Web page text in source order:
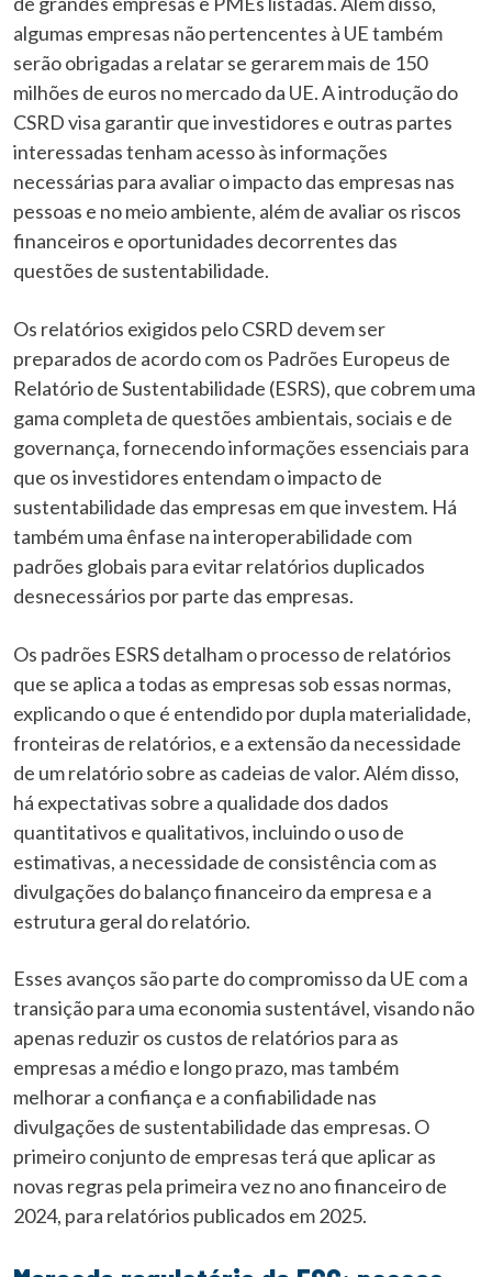
algumas empresas não pertencentes à UE também
serão obrigadas a relatar se gerarem mais de 150
milhões de euros no mercado da UE. A introdução do
CSRD visa garantir que investidores e outras partes
interessadas tenham acesso às informações
necessárias para avaliar o impacto das empresas nas
pessoas e no meio ambiente, além de avaliar os riscos
financeiros e oportunidades decorrentes das
questões de sustentabilidade.
Os relatórios exigidos pelo CSRD devem ser
preparados de acordo com os Padrões Europeus de
Relatório de Sustentabilidade (ESRS), que cobrem uma
gama completa de questões ambientais, sociais e de
governança, fornecendo informações essenciais para
que os investidores entendam o impacto de
sustentabilidade das empresas em que investem. Há
também uma ênfase na interoperabilidade com
padrões globais para evitar relatórios duplicados
desnecessários por parte das empresas.
Os padrões ESRS detalham o processo de relatórios
que se aplica a todas as empresas sob essas normas,
explicando o que é entendido por dupla materialidade,
fronteiras de relatórios, e a extensão da necessidade
de um relatório sobre as cadeias de valor. Além disso,
há expectativas sobre a qualidade dos dados
quantitativos e qualitativos, incluindo o uso de
estimativas, a necessidade de consistência com as
divulgações do balanço financeiro da empresa e a
estrutura geral do relatório.
Esses avanços são parte do compromisso da UE com a
transição para uma economia sustentável, visando não
apenas reduzir os custos de relatórios para as
empresas a médio e longo prazo, mas também
melhorar a confiança e a confiabilidade nas
divulgações de sustentabilidade das empresas. O
primeiro conjunto de empresas terá que aplicar as
novas regras pela primeira vez no ano financeiro de
2024, para relatórios publicados em 2025.